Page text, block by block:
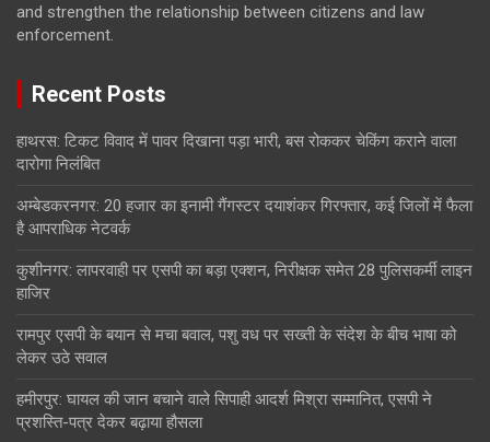
and strengthen the relationship between citizens and law
enforcement.
Recent Posts
हाथरस: टिकट विवाद में पावर दिखाना पड़ा भारी, बस रोककर चेकिंग कराने वाला
दारोगा निलंबित
अम्बेडकरनगर: 20 हजार का इनामी गैंगस्टर दयाशंकर गिरफ्तार, कई जिलों में फैला
है आपराधिक नेटवर्क
कुशीनगर: लापरवाही पर एसपी का बड़ा एक्शन, निरीक्षक समेत 28 पुलिसकर्मी लाइन
हाजिर
रामपुर एसपी के बयान से मचा बवाल, पशु वध पर सख्ती के संदेश के बीच भाषा को
लेकर उठे सवाल
हमीरपुर: घायल की जान बचाने वाले सिपाही आदर्श मिश्रा सम्मानित, एसपी ने
प्रशस्ति-पत्र देकर बढ़ाया हौसला